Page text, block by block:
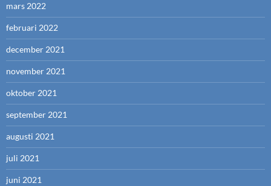
mars 2022
februari 2022
december 2021
november 2021
oktober 2021
september 2021
augusti 2021
juli 2021
juni 2021